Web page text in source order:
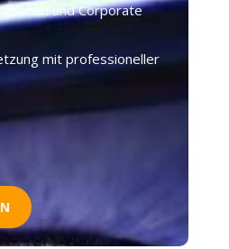
und Corporate
mit professioneller